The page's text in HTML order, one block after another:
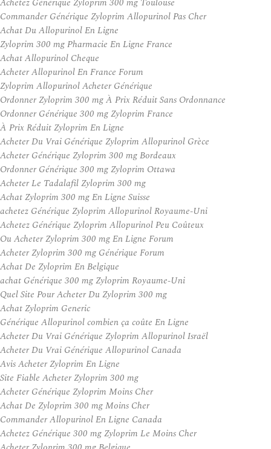
Commander Générique Zyloprim Allopurinol Pas Cher
Achat Du Allopurinol En Ligne
Zyloprim 300 mg Pharmacie En Ligne France
Achat Allopurinol Cheque
Acheter Allopurinol En France Forum
Zyloprim Allopurinol Acheter Générique
Ordonner Zyloprim 300 mg À Prix Réduit Sans Ordonnance
Ordonner Générique 300 mg Zyloprim France
À Prix Réduit Zyloprim En Ligne
Acheter Du Vrai Générique Zyloprim Allopurinol Grèce
Acheter Générique Zyloprim 300 mg Bordeaux
Ordonner Générique 300 mg Zyloprim Ottawa
Acheter Le Tadalafil Zyloprim 300 mg
Achat Zyloprim 300 mg En Ligne Suisse
achetez Générique Zyloprim Allopurinol Royaume-Uni
Achetez Générique Zyloprim Allopurinol Peu Coûteux
Ou Acheter Zyloprim 300 mg En Ligne Forum
Acheter Zyloprim 300 mg Générique Forum
Achat De Zyloprim En Belgique
achat Générique 300 mg Zyloprim Royaume-Uni
Quel Site Pour Acheter Du Zyloprim 300 mg
Achat Zyloprim Generic
Générique Allopurinol combien ça coûte En Ligne
Acheter Du Vrai Générique Zyloprim Allopurinol Israël
Acheter Du Vrai Générique Allopurinol Canada
Avis Acheter Zyloprim En Ligne
Site Fiable Acheter Zyloprim 300 mg
Acheter Générique Zyloprim Moins Cher
Achat De Zyloprim 300 mg Moins Cher
Commander Allopurinol En Ligne Canada
Achetez Générique 300 mg Zyloprim Le Moins Cher